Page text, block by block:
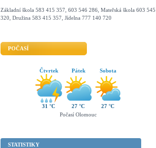
Základní škola 583 415 357, 603 546 286, Mateřská škola 603 545
320, Družina 583 415 357, Jídelna 777 140 720
POČASÍ
Čtvrtek
31 °C
Pátek
27 °C
Sobota
27 °C
Počasí Olomouc
STATISTIKY